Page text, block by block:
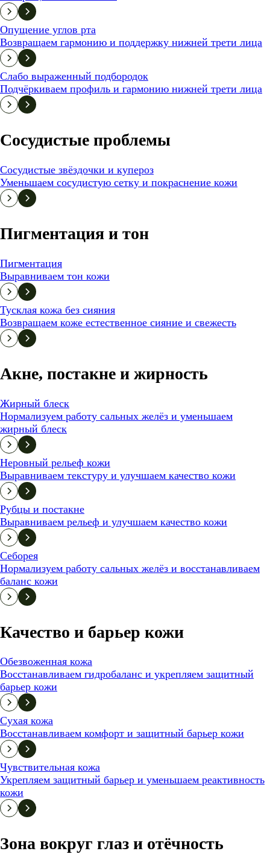
Опущение углов рта
Возвращаем гармонию и поддержку нижней трети лица
Слабо выраженный подбородок
Подчёркиваем профиль и гармонию нижней трети лица
Сосудистые проблемы
Сосудистые звёздочки и купероз
Уменьшаем сосудистую сетку и покраснение кожи
Пигментация и тон
Пигментация
Выравниваем тон кожи
Тусклая кожа без сияния
Возвращаем коже естественное сияние и свежесть
Акне, постакне и жирность
Жирный блеск
Нормализуем работу сальных желёз и уменьшаем
жирный блеск
Неровный рельеф кожи
Выравниваем текстуру и улучшаем качество кожи
Рубцы и постакне
Выравниваем рельеф и улучшаем качество кожи
Себорея
Нормализуем работу сальных желёз и восстанавливаем
баланс кожи
Качество и барьер кожи
Обезвоженная кожа
Восстанавливаем гидробаланс и укрепляем защитный
барьер кожи
Сухая кожа
Восстанавливаем комфорт и защитный барьер кожи
Чувствительная кожа
Укрепляем защитный барьер и уменьшаем реактивность
кожи
Зона вокруг глаз и отёчность